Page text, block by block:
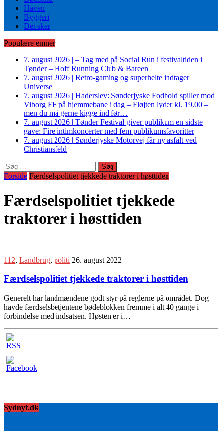
Haven
Byggeri
Det sker
Populære emner
7. august 2026 | – Tag med på Social Run i festivaltiden i
Tønder – Hoff Running Club & Bareen
7. august 2026 | Retro-gaming og superhelte indtager
Universe
7. august 2026 | Haderslev: Sønderjyske Fodbold spiller mod
Viborg FF på hjemmebane i dag – Fløjten lyder kl. 19.00 –
men du må gerne kigge ind før…
7. august 2026 | Tønder Festival giver publikum en sidste
gave: Fire intimkoncerter med fem publikumsfavoritter
7. august 2026 | Sønderjyske Motorvej får ny asfalt ved
Christiansfeld
Søg
efter:
Forside Færdselspolitiet tjekkede traktorer i høsttiden
Færdselspolitiet tjekkede
traktorer i høsttiden
112, Landbrug, politi 26. august 2022
Færdselspolitiet tjekkede traktorer i høsttiden
Generelt har landmændene godt styr på reglerne på området. Dog
havde færdselsbetjentene bødeblokken fremme i alt 40 gange i
forbindelse med indsatsen. Høsten er i…
Sydnyt.dk